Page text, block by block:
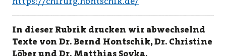
In dieser Rubrik drucken wir abwechselnd
Texte von Dr. Bernd Hontschik, Dr. Christine
Löber und Dr. Matthias Soyka.